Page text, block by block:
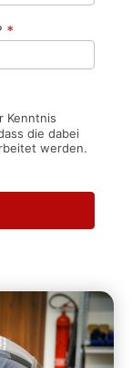
*
Kenntnis
die dabei
werden.